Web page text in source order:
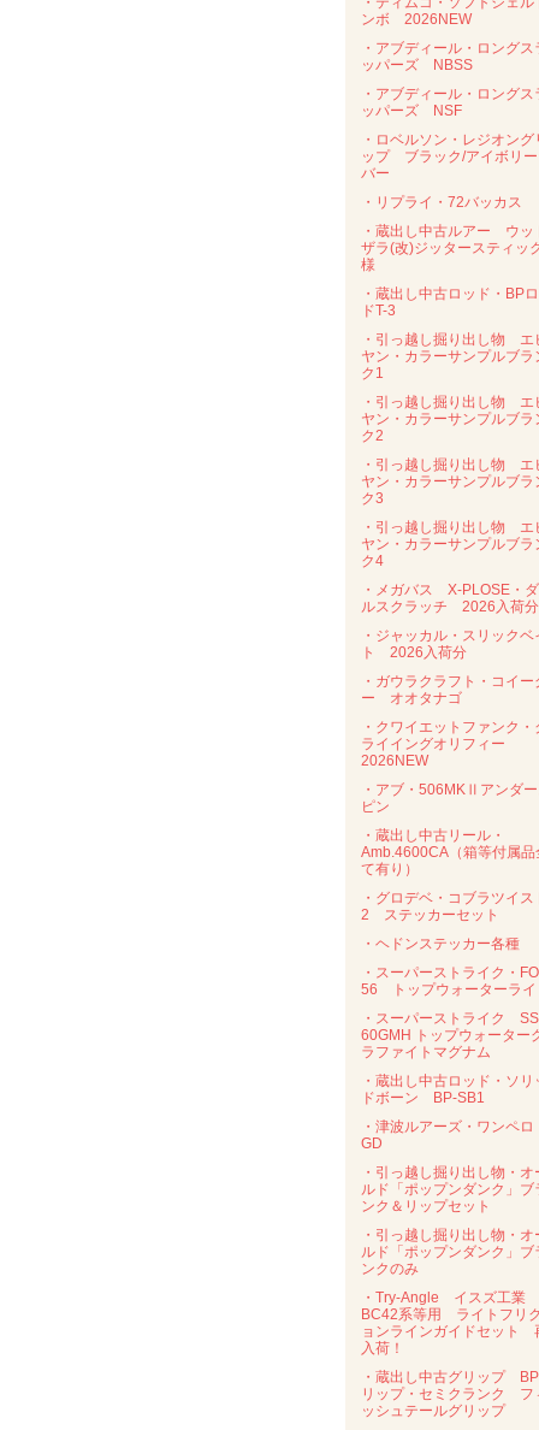
ンボ 2026NEW
・アブディール・ロングス
ッパーズ NBSS
・アブディール・ロングス
ッパーズ NSF
・ロベルソン・レジオング
ップ ブラック/アイボリー
バー
・リプライ・72バッカス
・蔵出し中古ルアー ウッ
ザラ(改)ジッタースティッ
様
・蔵出し中古ロッド・BP
ドT-3
・引っ越し掘り出し物 エ
ヤン・カラーサンプルブラ
ク1
・引っ越し掘り出し物 エ
ヤン・カラーサンプルブラ
ク2
・引っ越し掘り出し物 エ
ヤン・カラーサンプルブラ
ク3
・引っ越し掘り出し物 エ
ヤン・カラーサンプルブラ
ク4
・メガバス X-PLOSE・
ルスクラッチ 2026入荷分
・ジャッカル・スリックベ
ト 2026入荷分
・ガウラクラフト・コイー
ー オオタナゴ
・クワイエットファンク・
ライイングオリフィー
2026NEW
・アブ・506MKⅡアンダ
ピン
・蔵出し中古リール・
Amb.4600CA（箱等付属品
て有り）
・グロデベ・コブラツイス
2 ステッカーセット
・ヘドンステッカー各種
・スーパーストライク・
56 トップウォーターライ
・スーパーストライク
60GMH トップウォーター
ラファイトマグナム
・蔵出し中古ロッド・ソリ
ドボーン BP-SB1
・津波ルアーズ・ワンペロ
GD
・引っ越し掘り出し物・オ
ルド「ポップンダンク」ブ
ンク＆リップセット
・引っ越し掘り出し物・オ
ルド「ポップンダンク」ブ
ンクのみ
・Try-Angle イスズ工業
BC42系等用 ライトフリ
ョンラインガイドセット
入荷！
・蔵出し中古グリップ
リップ・セミクランク フ
ッシュテールグリップ